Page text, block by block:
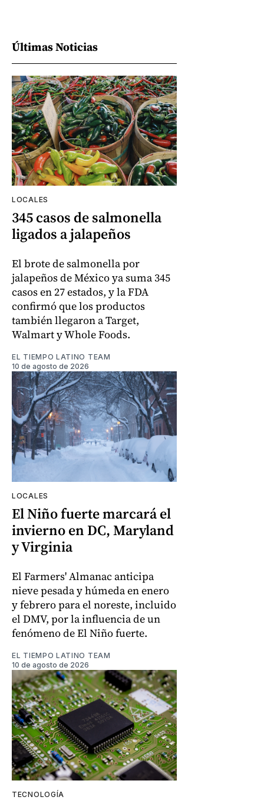
Últimas Noticias
LOCALES
345 casos de salmonella
ligados a jalapeños
El brote de salmonella por
jalapeños de México ya suma 345
casos en 27 estados, y la FDA
confirmó que los productos
también llegaron a Target,
Walmart y Whole Foods.
EL TIEMPO LATINO TEAM
10 de agosto de 2026
LOCALES
El Niño fuerte marcará el
invierno en DC, Maryland
y Virginia
El Farmers' Almanac anticipa
nieve pesada y húmeda en enero
y febrero para el noreste, incluido
el DMV, por la influencia de un
fenómeno de El Niño fuerte.
EL TIEMPO LATINO TEAM
10 de agosto de 2026
TECNOLOGÍA